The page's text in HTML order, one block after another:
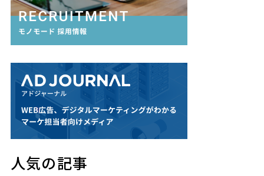
人気の記事